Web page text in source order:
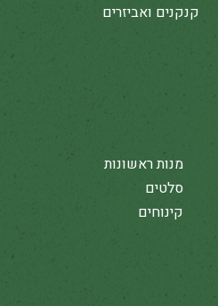
קנקנים ואביזרים
מנות ראשונות
סלטים
קינוחים